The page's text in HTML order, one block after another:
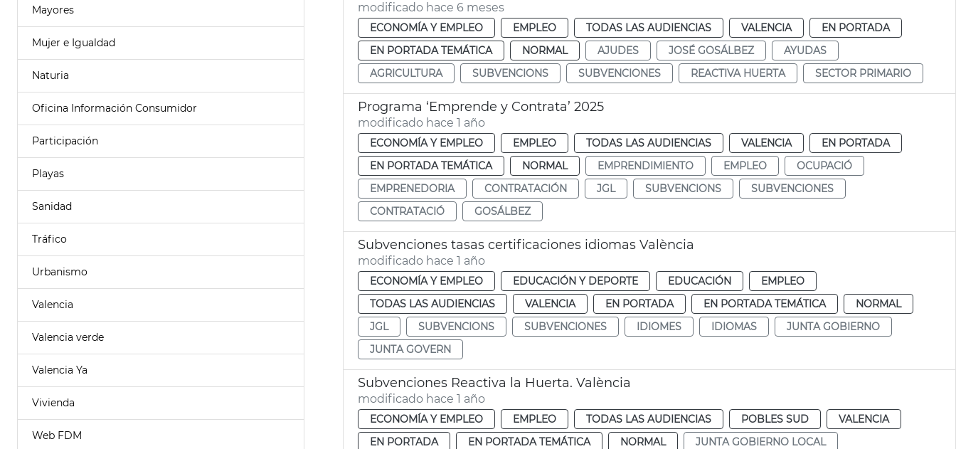
Mayores
Mujer e Igualdad
Naturia
Oficina Información Consumidor
Participación
Playas
Sanidad
Tráfico
Urbanismo
Valencia
Valencia verde
Valencia Ya
Vivienda
Web FDM
modificado hace 6 meses
ECONOMÍA Y EMPLEO EMPLEO TODAS LAS AUDIENCIAS VALENCIA
EN PORTADA
EN PORTADA TEMÁTICA
NORMAL AJUDES JOSÉ GOSÁLBEZ
AYUDAS
AGRICULTURA
SUBVENCIONS SUBVENCIONES REACTIVA HUERTA SECTOR PRIMARIO
Programa ‘Emprende y Contrata’ 2025
modificado hace 1 año
ECONOMÍA Y EMPLEO EMPLEO TODAS LAS AUDIENCIAS VALENCIA
EN PORTADA
EN PORTADA TEMÁTICA
NORMAL EMPRENDIMIENTO EMPLEO
OCUPACIÓ
EMPRENEDORIA
CONTRATACIÓN JGL SUBVENCIONS
SUBVENCIONES
CONTRATACIÓ
GOSÁLBEZ
Subvenciones tasas certificaciones idiomas València
modificado hace 1 año
ECONOMÍA Y EMPLEO EDUCACIÓN Y DEPORTE EDUCACIÓN
EMPLEO
TODAS LAS AUDIENCIAS
VALENCIA EN PORTADA EN PORTADA TEMÁTICA
NORMAL
JGL
SUBVENCIONS SUBVENCIONES IDIOMES IDIOMAS
JUNTA GOBIERNO
JUNTA GOVERN
Subvenciones Reactiva la Huerta. València
modificado hace 1 año
ECONOMÍA Y EMPLEO EMPLEO TODAS LAS AUDIENCIAS POBLES SUD
VALENCIA
EN PORTADA
EN PORTADA TEMÁTICA NORMAL
JUNTA GOBIERNO LOCAL